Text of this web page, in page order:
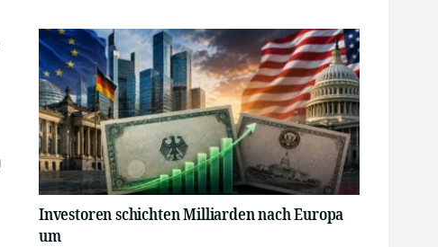
Investoren schichten Milliarden nach Europa
um